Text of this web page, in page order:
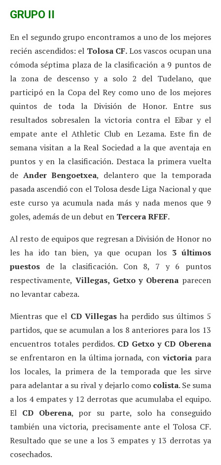
GRUPO II
En el segundo grupo encontramos a uno de los mejores
recién ascendidos: el Tolosa CF.Los vascos ocupan una
cómoda séptima plaza de la clasificación a 9 puntos de
la zona de descenso y a solo 2 del Tudelano, que
participó en la Copa del Rey como uno de los mejores
quintos de toda la División de Honor. Entre sus
resultados sobresalen la victoria contra el Eibar y el
empate ante el Athletic Club en Lezama. Este fin de
semana visitan a la Real Sociedad a la que aventaja en
puntos y en la clasificación. Destaca la primera vuelta
de Ander Bengoetxea, delantero que la temporada
pasada ascendió con el Tolosa desde Liga Nacional y que
este curso ya acumula nada más y nada menos que 9
goles, además de un debut en TerceraRFEF.
Al resto de equipos que regresan a División de Honor no
les ha ido tan bien, ya que ocupan los 3 últimos
puestos de la clasificación. Con 8, 7 y 6 puntos
respectivamente, Villegas, Getxo y Oberena parecen
no levantar cabeza.
Mientras que el CD Villegasha perdido sus últimos 5
partidos, que se acumulan a los 8 anteriores para los 13
encuentros totales perdidos. CD Getxo y CD Oberena
se enfrentaron en la última jornada, convictoria para
los locales, la primera de la temporada que les sirve
para adelantar a su rival y dejarlo como colista. Se suma
a los 4 empates y 12 derrotas que acumulaba el equipo.
El CD Oberena, por su parte, solo ha conseguido
también una victoria, precisamente ante el Tolosa CF.
Resultado que se une a los 3 empates y 13 derrotas ya
cosechados.